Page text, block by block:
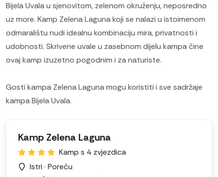
Bijela Uvala u sjenovitom, zelenom okruženju, neposredno
uz more. Kamp Zelena Laguna koji se nalazi u istoimenom
odmaralištu nudi idealnu kombinaciju mira, privatnosti i
udobnosti. Skrivene uvale u zasebnom dijelu kampa čine
ovaj kamp izuzetno pogodnim i za naturiste.
Gosti kampa Zelena Laguna mogu koristiti i sve sadržaje
kampa Bijela Uvala.
Kamp Zelena Laguna
Kamp s 4 zvjezdica
Istri · Poreču